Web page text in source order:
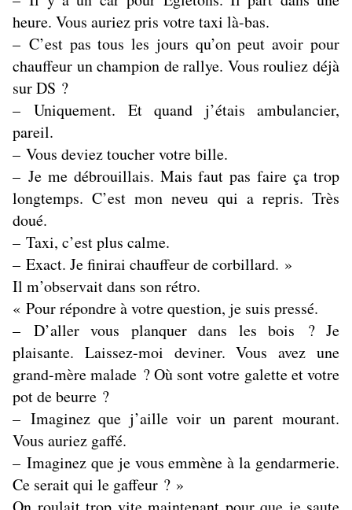
heure. Vous auriez pris votre taxi là-bas.
– C’est pas tous les jours qu’on peut avoir pour
chauffeur un champion de rallye. Vous rouliez déjà
sur DS ?
– Uniquement. Et quand j’étais ambulancier,
pareil.
– Vous deviez toucher votre bille.
– Je me débrouillais. Mais faut pas faire ça trop
longtemps. C’est mon neveu qui a repris. Très
doué.
– Taxi, c’est plus calme.
– Exact. Je finirai chauffeur de corbillard. »
Il m’observait dans son rétro.
« Pour répondre à votre question, je suis pressé.
– D’aller vous planquer dans les bois ? Je
plaisante. Laissez-moi deviner. Vous avez une
grand-mère malade ? Où sont votre galette et votre
pot de beurre ?
– Imaginez que j’aille voir un parent mourant.
Vous auriez gaffé.
– Imaginez que je vous emmène à la gendarmerie.
Ce serait qui le gaffeur ? »